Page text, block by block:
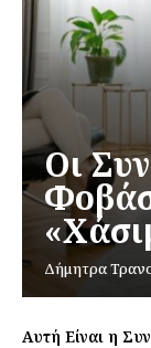
Οι
Δήμητρα
Αυτή Είναι η